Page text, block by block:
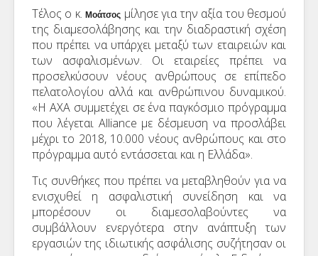
Τέλος ο κ.Μοάτσος μίλησε για την αξία του θεσμού
της διαμεσολάβησης και την διαδραστική σχέση
που πρέπει να υπάρχει μεταξύ των εταιρειών και
των ασφαλισμένων. Οι εταιρείες πρέπει να
προσελκύσουν νέους ανθρώπους σε επίπεδο
πελατολογίου αλλά και ανθρώπινου δυναμικού.
«Η ΑΧΑ συμμετέχει σε ένα παγκόσμιο πρόγραμμα
που λέγεται Alliance με δέσμευση να προσλάβει
μέχρι το 2018, 10.000 νέους ανθρώπους και στο
πρόγραμμα αυτό εντάσσεται και η Ελλάδα».
Τις συνθήκες που πρέπει να μεταβληθούν για να
ενισχυθεί η ασφαλιστική συνείδηση και να
μπορέσουν οι διαμεσολαβούντες να
συμβάλλουν ενεργότερα στην ανάπτυξη των
εργασιών της ιδιωτικής ασφάλισης συζήτησαν οι